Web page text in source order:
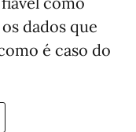
dados que
é caso do